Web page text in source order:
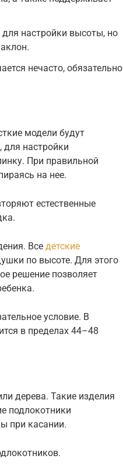
настройки высоты, но
нечасто, обязательно
модели будут
настройки
При правильной
на нее.
естественные
Все детские
по высоте. Для этого
решение позволяет
условие. В
в пределах 44–48
дерева. Такие изделия
подлокотники
при касании.